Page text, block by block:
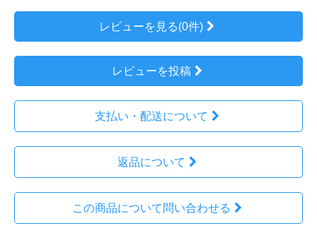
レビューを見る(0件)
レビューを投稿
支払い・配送について
返品について
この商品について問い合わせる